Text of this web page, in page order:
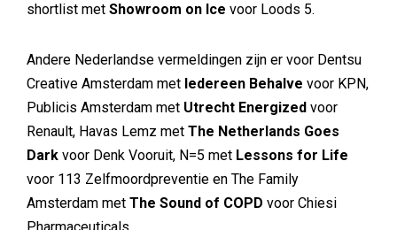
shortlist met Showroom on Ice voor Loods 5.
Andere Nederlandse vermeldingen zijn er voor Dentsu
Creative Amsterdam met Iedereen Behalve voor KPN,
Publicis Amsterdam met Utrecht Energized voor
Renault, Havas Lemz met The Netherlands Goes
Dark voor Denk Vooruit, N=5 met Lessons for Life
voor 113 Zelfmoordpreventie en The Family
Amsterdam met The Sound of COPD voor Chiesi